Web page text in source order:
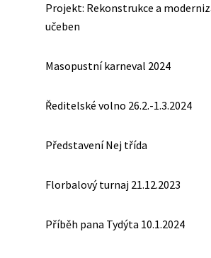
Projekt: Rekonstrukce a
učeben
Masopustní karneval 2024
Ředitelské volno 26.2.-1.3.2024
Představení Nej třída
Florbalový turnaj 21.12.2023
Příběh pana Tydýta 10.1.2024